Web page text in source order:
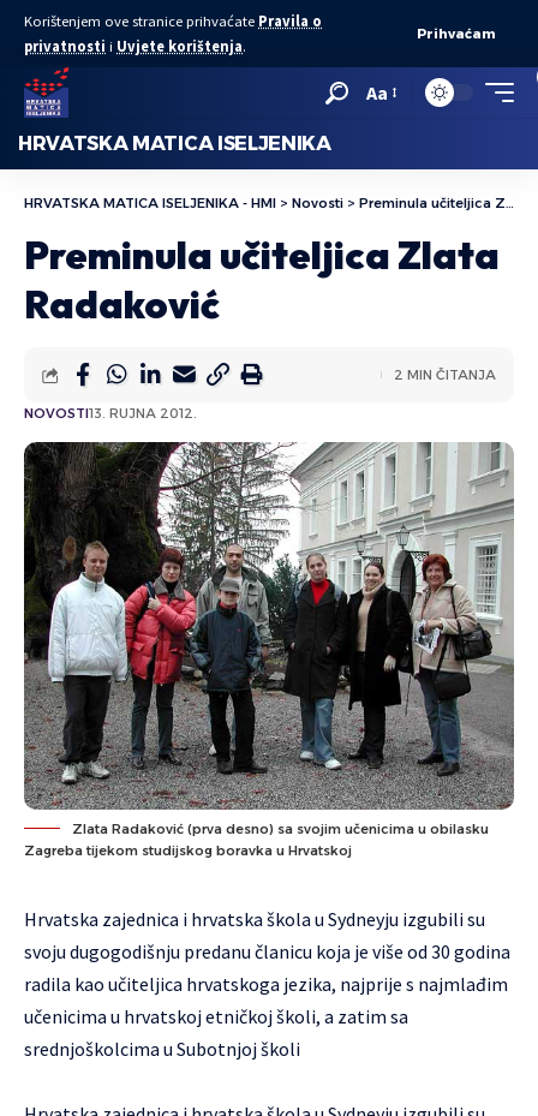
Korištenjem ove stranice prihvaćate Pravila o
privatnosti i Uvjete korištenja.
Prihvaćam
Aa
HRVATSKA MATICA ISELJENIKA
HRVATSKA MATICA ISELJENIKA - HMI > Novosti > Preminula učiteljica Zlata Radaković
Preminula učiteljica Zlata
Radaković
NOVOSTI13. RUJNA 2012.
2 MIN ČITANJA
Zlata Radaković (prva desno) sa svojim učenicima u obilasku
Zagreba tijekom studijskog boravka u Hrvatskoj
Hrvatska zajednica i hrvatska škola u Sydneyju izgubili su
svoju dugogodišnju predanu članicu koja je više od 30 godina
radila kao učiteljica hrvatskoga jezika, najprije s najmlađim
učenicima u hrvatskoj etničkoj školi, a zatim sa
srednjoškolcima u Subotnjoj školi